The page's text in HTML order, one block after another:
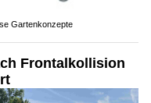
Gartenkonzepte
Frontalkollision